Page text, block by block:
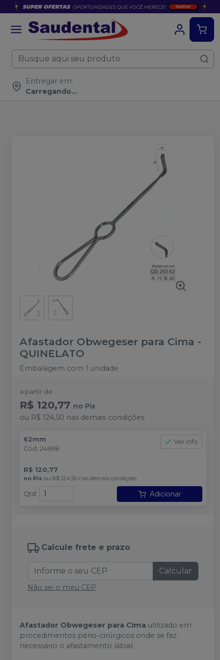
Entregar em:
Carregando...
Afastador Obwegeser para Cima -
QUINELATO
Embalagem com 1 unidade
a partir de:
R$ 120,77 no Pix
ou R$ 124,50 nas demais condições
62mm
Cód. 24698
Ver info
R$ 120,77
no Pix ou R$ 124,50 nas demais condições
Qtd : Adicionar
Calcule frete e prazo
Calcular
Não sei o meu CEP
Afastador Obwegeser para Cima utilizado em
procedimentos pério-cirúrgicos onde se faz
necessário o afastamento lábial.